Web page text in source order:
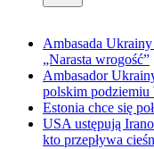
Ambasada
„Narasta wrogość”
Ambasador
polskim podziemiu
Estonia chce się
USA ustępują
kto przepływa